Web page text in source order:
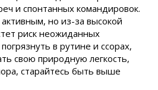
и спонтанных командировок.
но из-за высокой
риск неожиданных
в рутине и ссорах,
свою природную легкость,
старайтесь быть выше